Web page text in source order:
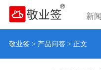
新闻
敬业签> 产品问答> 正文